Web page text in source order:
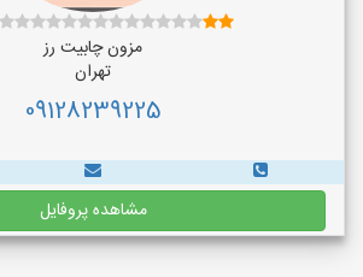
مزون چابیت رز
تهران
09128239225
مشاهده پروفایل